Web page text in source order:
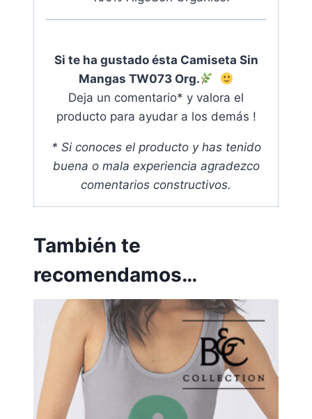
Si te ha gustado ésta Camiseta Sin
Mangas TW073 Org.
Deja un comentario* y valora el
producto para ayudar a los demás !
* Si conoces el producto y has tenido
buena o mala experiencia agradezco
comentarios constructivos.
También te
recomendamos…